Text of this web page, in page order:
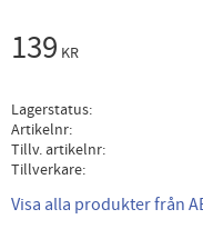
139 KR
Lagerstatus
Artikelnr
Tillv. artikelnr
Tillverkare
Visa alla produkter från